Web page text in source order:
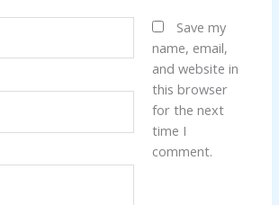
Save my
name, email,
and website in
this browser
for the next
time I
comment.